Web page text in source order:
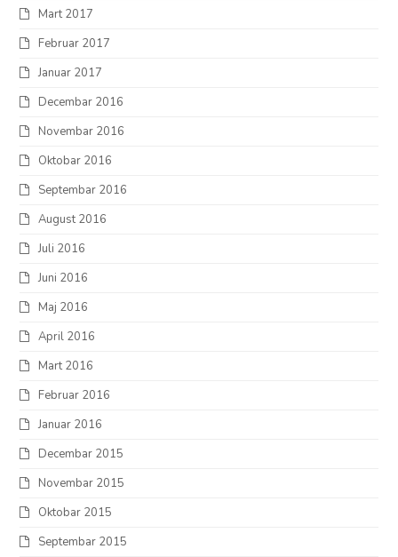
Mart 2017
Februar 2017
Januar 2017
Decembar 2016
Novembar 2016
Oktobar 2016
Septembar 2016
August 2016
Juli 2016
Juni 2016
Maj 2016
April 2016
Mart 2016
Februar 2016
Januar 2016
Decembar 2015
Novembar 2015
Oktobar 2015
Septembar 2015